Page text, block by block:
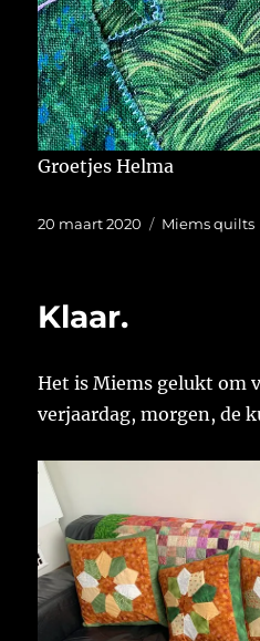
Groetjes Helma
Geplaatst
20 maart 2020 Categorieën
Miems quilts
Klaar.
Het is Miems gelukt om
verjaardag, morgen, de